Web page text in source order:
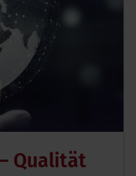
Qualität